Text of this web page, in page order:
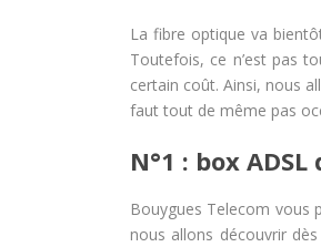
La fibre optique va
Toutefois, ce n’est pas
certain coût. Ainsi, nous
faut tout de même pas
N°1 : box
Bouygues Telecom vous
nous allons découvrir